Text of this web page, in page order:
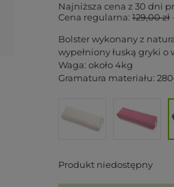
Najniższa cena z 30 dni
Cena regularna:129,00 zł
Bolster wykonany z
wypełniony łuską gryki o
Waga: około 4kg
Gramatura materiału:
Produkt niedostępny